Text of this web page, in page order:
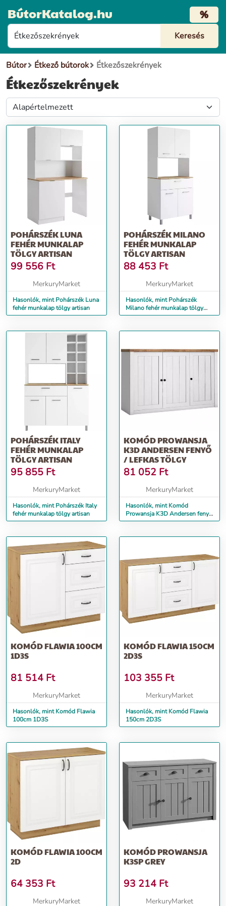
BútorKatalog.hu %
Bútor Étkező bútorok Étkezőszekrények
Étkezőszekrények
POHÁRSZÉK LUNA
FEHÉR MUNKALAP
TÖLGY ARTISAN
99 556 Ft
MerkuryMarket
Hasonlók, mint Pohárszék Luna
fehér munkalap tölgy artisan
POHÁRSZÉK MILANO
FEHÉR MUNKALAP
TÖLGY ARTISAN
88 453 Ft
MerkuryMarket
Hasonlók, mint Pohárszék
Milano fehér munkalap tölgy
artisan
POHÁRSZÉK ITALY
FEHÉR MUNKALAP
TÖLGY ARTISAN
95 855 Ft
MerkuryMarket
Hasonlók, mint Pohárszék Italy
fehér munkalap tölgy artisan
KOMÓD PROWANSJA
K3D ANDERSEN FENYŐ
/ LEFKAS TÖLGY
81 052 Ft
MerkuryMarket
Hasonlók, mint Komód
Prowansja K3D Andersen fenyő
/ Lefkas tölgy
KOMÓD FLAWIA 100CM
1D3S
81 514 Ft
MerkuryMarket
Hasonlók, mint Komód Flawia
100cm 1D3S
KOMÓD FLAWIA 150CM
2D3S
103 355 Ft
MerkuryMarket
Hasonlók, mint Komód Flawia
150cm 2D3S
KOMÓD FLAWIA 100CM
2D
64 353 Ft
MerkuryMarket
KOMÓD PROWANSJA
K3SP GREY
93 214 Ft
MerkuryMarket